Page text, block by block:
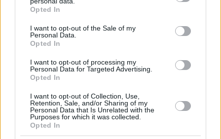
grant or deny consent to Google and its third-party tags to
use your data for below specified purposes in below Google
consent section.
Opted In
I want to opt-out of the Sale of my
Personal Data.
Opted In
I want to opt-out of processing my
Personal Data for Targeted Advertising.
Opted In
I want to opt-out of Collection, Use,
Retention, Sale, and/or Sharing of my
Personal Data that Is Unrelated with the
Purposes for which it was collected.
Opted In